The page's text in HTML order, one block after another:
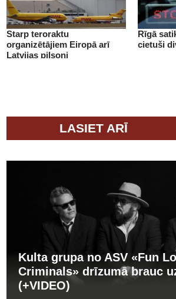
Starp teroraktu
organizētājiem Eiropā arī
Latvijas pilsoņi
Rīgā
cietuši
LASIET ARĪ
Kulta grupa no ASV «Fun
Criminals» drīzumā brauc
(+VIDEO)